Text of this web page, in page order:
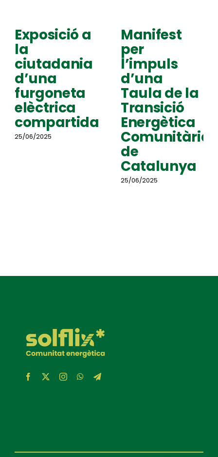
Exposició a
la
ciutadania
d’una
furgoneta
elèctrica
compartida
25/06/2025
Manifest
per
l’impuls
d’una
Taula de la
Transició
Energètica
Comunitària
de
Catalunya
25/06/2025